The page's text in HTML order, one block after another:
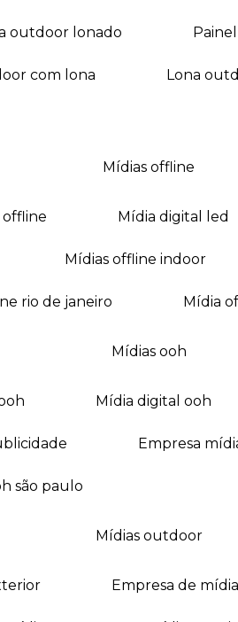
outdoor lonado
com lona lona
mídias offline
offline mídia digital led
mídias offline indoor
rio de janeiro mídia
mídias ooh
mídia digital ooh
empresa
são paulo
mídias outdoor
empresa de